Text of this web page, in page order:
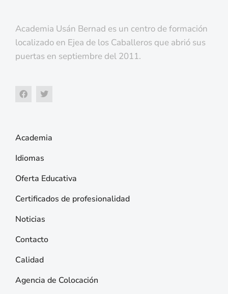
Academia Usán Bernad es un centro de formación
localizado en Ejea de los Caballeros que abrió sus
puertas en septiembre del 2011.
Academia
Idiomas
Oferta Educativa
Certificados de profesionalidad
Noticias
Contacto
Calidad
Agencia de Colocación